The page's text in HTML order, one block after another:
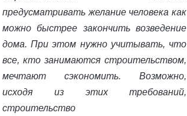
предусматривать желание человека как
можно быстрее закончить возведение
дома. При этом нужно учитывать, что
все, кто занимаются строительством,
мечтают сэкономить. Возможно,
исходя из этих требований,
строительство